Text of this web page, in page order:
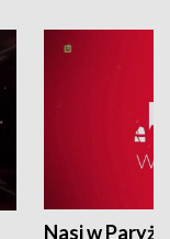
Nasi w Paryżu